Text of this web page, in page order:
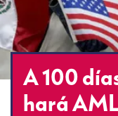
A 100
hará